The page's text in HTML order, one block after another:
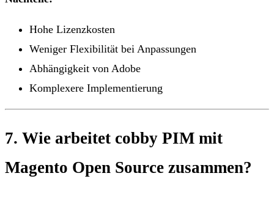
Hohe Lizenzkosten
Weniger Flexibilität bei Anpassungen
Abhängigkeit von Adobe
Komplexere Implementierung
7. Wie arbeitet cobby PIM mit
Magento Open Source zusammen?